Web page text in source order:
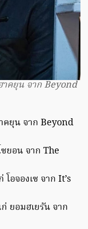
คยุน จาก Beyond
คยุน จาก Beyond
ยอน จาก The
โอจองเซ จาก It’s
ยอมฮเยรัน จาก